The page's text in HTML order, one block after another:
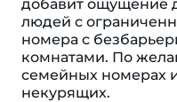
добавит ощущение
людей с
номера с
комнатами. По
семейных номерах
некурящих.